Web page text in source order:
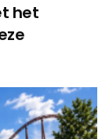
het